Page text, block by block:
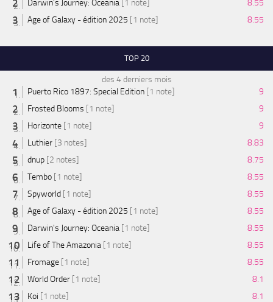
Darwin's Journey: Oceania [1 note]
8.55
Age of Galaxy - édition 2025 [1 note] 8.55
TOP 20
des 4 derniers mois
Puerto Rico 1897: Special Edition [1 note]
9
Frosted Blooms [1 note]
9
Horizonte [1 note]
9
Luthier [3 notes]
8.83
dnup [2 notes]
8.75
Tembo [1 note]
8.55
Spyworld [1 note]
8.55
Age of Galaxy - édition 2025 [1 note]
8.55
Darwin's Journey: Oceania [1 note]
8.55
Life of The Amazonia [1 note]
8.55
Fromage [1 note]
8.55
World Order [1 note]
8.1
Koi [1 note]
8.1